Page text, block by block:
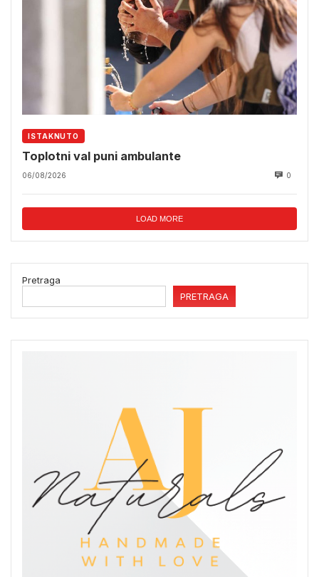
ISTAKNUTO
Toplotni val puni ambulante
06/08/2026 0
LOAD MORE
Pretraga
PRETRAGA